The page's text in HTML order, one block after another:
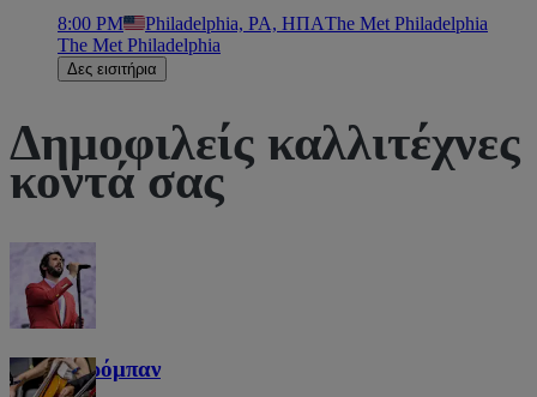
8:00 PM Philadelphia, PA, ΗΠΑThe Met Philadelphia
The Met Philadelphia
Δες εισιτήρια
Δημοφιλείς καλλιτέχνες
κοντά σας
Τζος Γκρόμπαν